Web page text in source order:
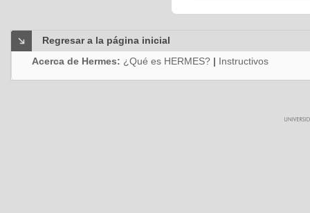
Regresar a la página inicial
Acerca de Hermes: ¿Qué es HERMES? | Instructivos